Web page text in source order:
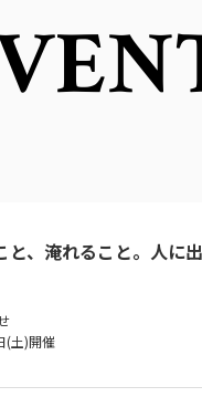
と、淹れること。人に
(土)開催